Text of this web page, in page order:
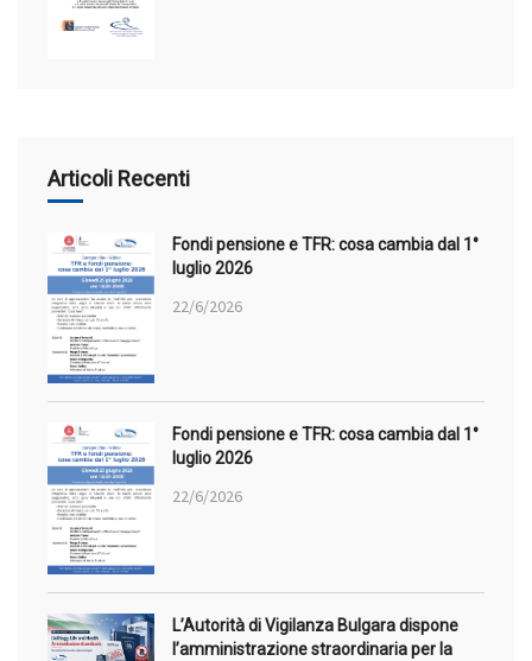
Articoli Recenti
Fondi pensione e TFR: cosa cambia dal 1°
luglio 2026
22/6/2026
Fondi pensione e TFR: cosa cambia dal 1°
luglio 2026
22/6/2026
L’Autorità di Vigilanza Bulgara dispone
l’amministrazione straordinaria per la